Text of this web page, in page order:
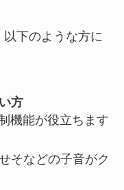
下のような方に
方
機能が役立ちます
そなどの子音がク